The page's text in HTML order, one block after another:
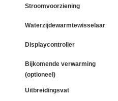
Stroomvoorziening
Waterzijdewarmtewisselaar
Displaycontroller
Bijkomende verwarming
(optioneel)
Uitbreidingsvat